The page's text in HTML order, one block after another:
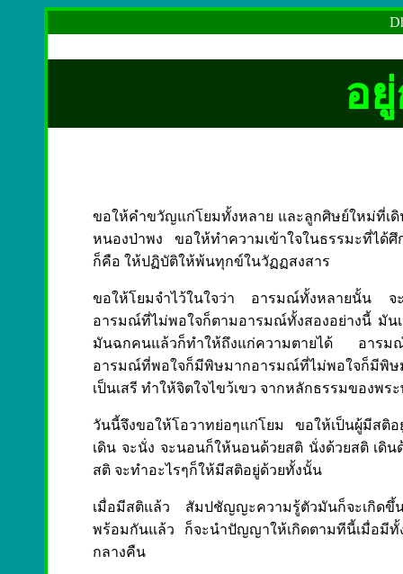
อ
ขอให้คำขวัญแก่โยมทั้งหลาย และลูกศิษย์ใหม่ที่เ
หนองป่าพง ขอให้ทำความเข้าใจในธรรมะที่ได้
ก็คือ ให้ปฏิบัติให้พ้นทุกข์ในวัฏฏสงสาร
ขอให้โยมจำไว้ในใจว่า อารมณ์ทั้งหลายนั้น
อารมณ์ที่ไม่พอใจก็ตามอารมณ์ทั้งสองอย่างนี้ มัน
มันฉกคนแล้วก็ทำให้ถึงแก่ความตายได้ อารมณ์
อารมณ์ที่พอใจก็มีพิษมากอารมณ์ที่ไม่พอใจก็มีพิ
เป็นเสรี ทำให้จิตใจไขว้เขว จากหลักธรรมของพร
วันนี้จึงขอให้โอวาทย่อๆแก่โยม ขอให้เป็นผู้มีสติ
เดิน จะนั่ง จะนอนก็ให้นอนด้วยสติ นั่งด้วยสติ เดิ
สติ จะทำอะไรๆก็ให้มีสติอยู่ด้วยทั้งนั้น
เมื่อมีสติแล้ว สัมปชัญญะความรู้ตัวมันก็จะเกิด
พร้อมกันแล้ว ก็จะนำปัญญาให้เกิดตามทีนี้เมื่อ
กลางคืน